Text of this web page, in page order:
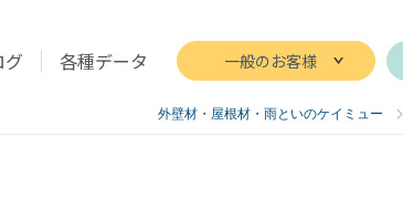
グ 各種データ 一般のお客様
外壁材・屋根材・雨といのケイミュー